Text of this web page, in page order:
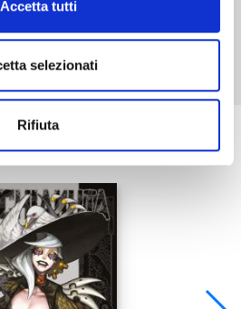
Accetta tutti
selezionati
Rifiuta
tutto
prova anche: